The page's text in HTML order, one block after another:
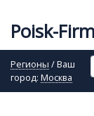
Poisk-
Регионы / Ваш
город: Москва